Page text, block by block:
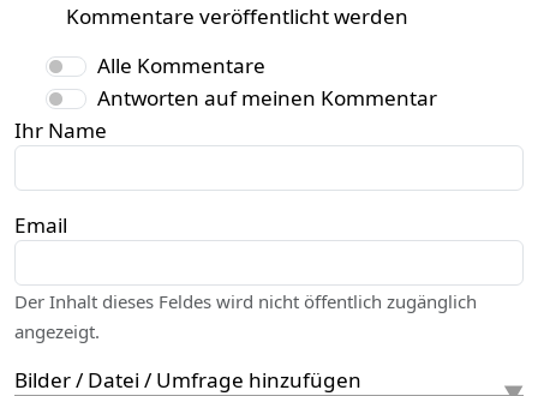
Kommentare veröffentlicht werden
Alle Kommentare
Antworten auf meinen Kommentar
Ihr Name
Email
Der Inhalt dieses Feldes wird nicht öffentlich zugänglich
angezeigt.
Bilder / Datei / Umfrage hinzufügen